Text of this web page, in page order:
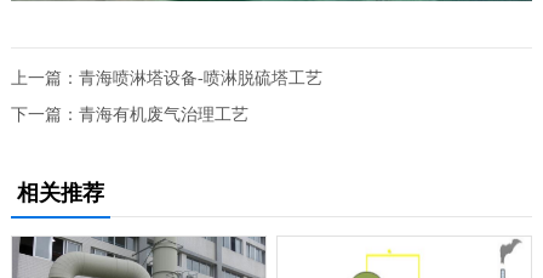
上一篇：青海喷淋塔设备-喷淋脱硫塔工艺
下一篇：青海有机废气治理工艺
相关推荐